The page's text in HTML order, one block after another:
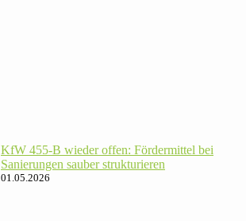
KfW 455‑B wieder offen: För­der­mittel bei
Sanie­rungen sauber strukturieren
01.05.2026